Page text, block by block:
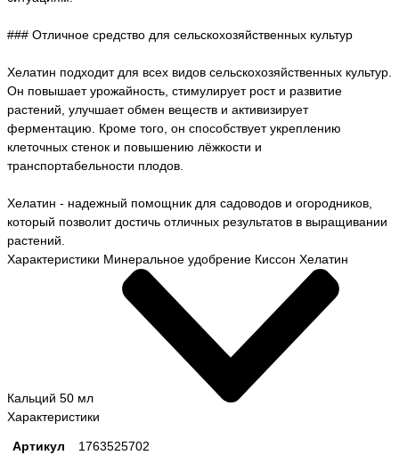
### Отличное средство для сельскохозяйственных культур
Хелатин подходит для всех видов сельскохозяйственных культур.
Он повышает урожайность, стимулирует рост и развитие
растений, улучшает обмен веществ и активизирует
ферментацию. Кроме того, он способствует укреплению
клеточных стенок и повышению лёжкости и
транспортабельности плодов.
Хелатин - надежный помощник для садоводов и огородников,
который позволит достичь отличных результатов в выращивании
растений.
Характеристики Минеральное удобрение Киссон Хелатин
Кальций 50 мл
Характеристики
Артикул 1763525702